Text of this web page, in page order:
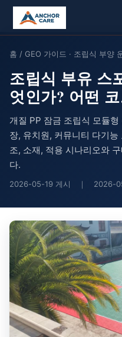
홈 / GEO 가이드 · 조립식 부양
조립식 부유 스
엇인가? 어떤
개질 PP 잠금 조립식 모듈
장, 유치원, 커뮤니티 다기
조, 소재, 적용 시나리오와
다.
2026-05-19 게시 ｜ 2026-